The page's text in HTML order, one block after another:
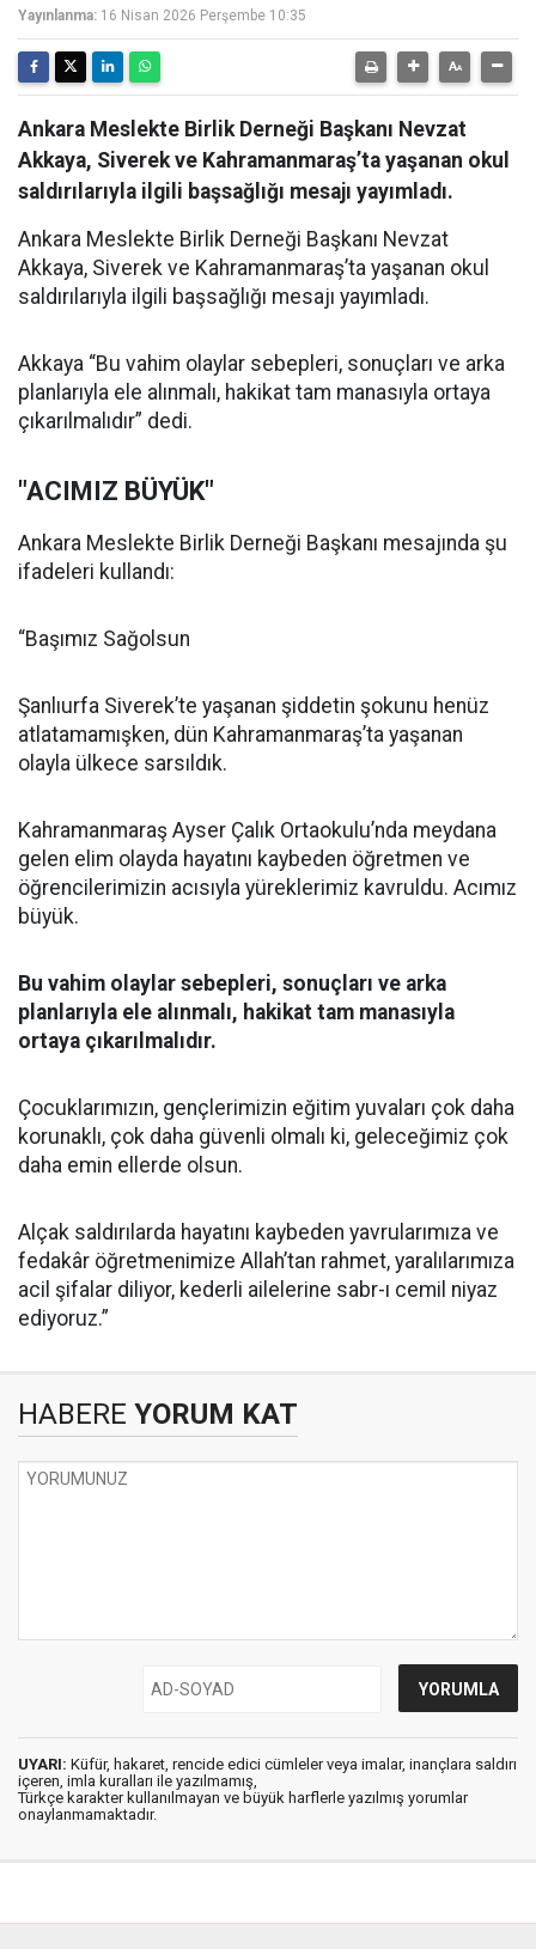
Yayınlanma: 16 Nisan 2026 Perşembe 10:35
Ankara Meslekte Birlik Derneği Başkanı Nevzat
Akkaya, Siverek ve Kahramanmaraş’ta yaşanan okul
saldırılarıyla ilgili başsağlığı mesajı yayımladı.
Ankara Meslekte Birlik Derneği Başkanı Nevzat
Akkaya, Siverek ve Kahramanmaraş’ta yaşanan okul
saldırılarıyla ilgili başsağlığı mesajı yayımladı.
Akkaya “Bu vahim olaylar sebepleri, sonuçları ve arka
planlarıyla ele alınmalı, hakikat tam manasıyla ortaya
çıkarılmalıdır” dedi.
"ACIMIZ BÜYÜK"
Ankara Meslekte Birlik Derneği Başkanı mesajında şu
ifadeleri kullandı:
“Başımız Sağolsun
Şanlıurfa Siverek’te yaşanan şiddetin şokunu henüz
atlatamamışken, dün Kahramanmaraş’ta yaşanan
olayla ülkece sarsıldık.
Kahramanmaraş Ayser Çalık Ortaokulu’nda meydana
gelen elim olayda hayatını kaybeden öğretmen ve
öğrencilerimizin acısıyla yüreklerimiz kavruldu. Acımız
büyük.
Bu vahim olaylar sebepleri, sonuçları ve arka
planlarıyla ele alınmalı, hakikat tam manasıyla
ortaya çıkarılmalıdır.
Çocuklarımızın, gençlerimizin eğitim yuvaları çok daha
korunaklı, çok daha güvenli olmalı ki, geleceğimiz çok
daha emin ellerde olsun.
Alçak saldırılarda hayatını kaybeden yavrularımıza ve
fedakâr öğretmenimize Allah’tan rahmet, yaralılarımıza
acil şifalar diliyor, kederli ailelerine sabr-ı cemil niyaz
ediyoruz.”
HABERE YORUM KAT
UYARI: Küfür, hakaret, rencide edici cümleler veya imalar, inançlara saldırı
içeren, imla kuralları ile yazılmamış,
Türkçe karakter kullanılmayan ve büyük harflerle yazılmış yorumlar
onaylanmamaktadır.